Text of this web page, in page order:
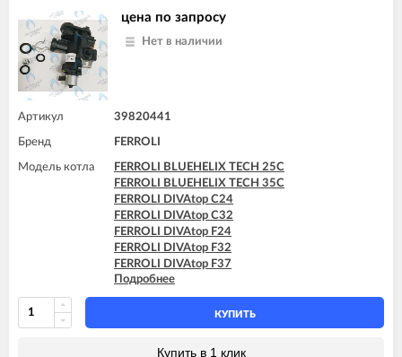
FERROLI DIVAtop ST C32
FERROLI DOMINA C32 N
FERROLI DOMIproject F32
FERROLI DOMItech F32
FERROLI DOMItech F32 D
цена по запросу
Нет в наличии
Артикул 39820441
Бренд FERROLI
Модель котла
FERROLI BLUEHELIX TECH 25C
FERROLI BLUEHELIX TECH 35C
FERROLI DIVAtop C24
FERROLI DIVAtop C32
FERROLI DIVAtop F24
FERROLI DIVAtop F32
FERROLI DIVAtop F37
FERROLI DIVAtop Low Nox C24
FERROLI DIVAtop Low Nox C32
FERROLI DIVAtop Low Nox F24
FERROLI DIVAtop Low Nox F32
Подробнее
КУПИТЬ
Купить в 1 клик